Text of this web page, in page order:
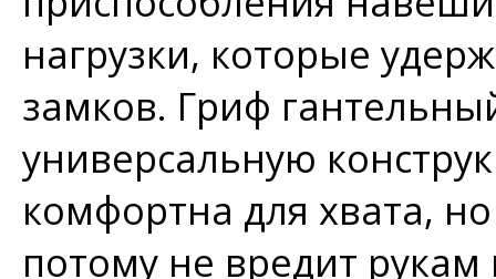
нагрузки, которые
замков. Гриф
универсальную
комфортна для хвата,
потому не вредит